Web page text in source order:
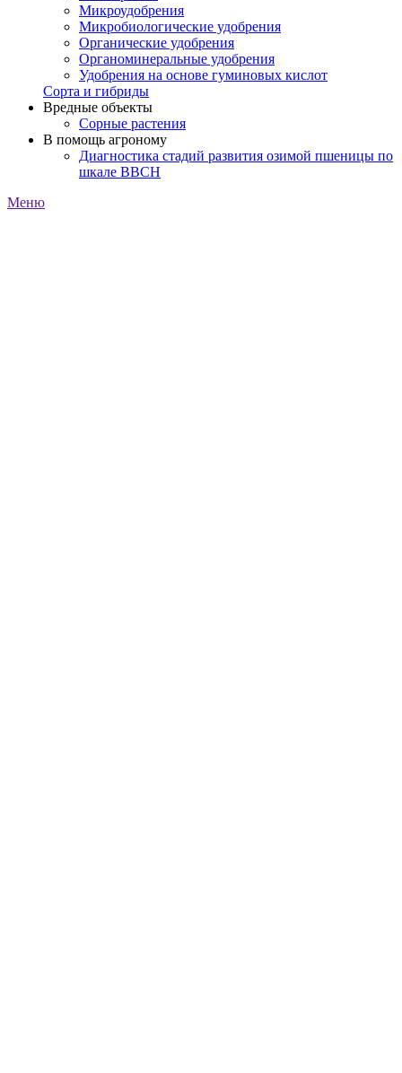
Микроудобрения
Микробиологические удобрения
Органические удобрения
Органоминеральные удобрения
Удобрения на основе гуминовых кислот
Сорта и гибриды
Вредные объекты
Сорные растения
В помощь агроному
Диагностика стадий развития озимой пшеницы по
шкале ВВСН
Меню